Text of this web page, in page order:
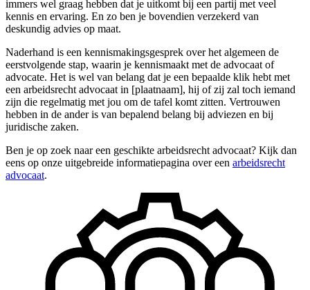
immers wel graag hebben dat je uitkomt bij een partij met veel
kennis en ervaring. En zo ben je bovendien verzekerd van
deskundig advies op maat.
Naderhand is een kennismakingsgesprek over het algemeen de
eerstvolgende stap, waarin je kennismaakt met de advocaat of
advocate. Het is wel van belang dat je een bepaalde klik hebt met
een arbeidsrecht advocaat in [plaatnaam], hij of zij zal toch iemand
zijn die regelmatig met jou om de tafel komt zitten. Vertrouwen
hebben in de ander is van bepalend belang bij adviezen en bij
juridische zaken.
Ben je op zoek naar een geschikte arbeidsrecht advocaat? Kijk dan
eens op onze uitgebreide informatiepagina over een arbeidsrecht
advocaat.